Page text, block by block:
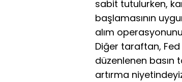
sabit tutulurken,
başlamasının
alım
Diğer taraftan, Fed
düzenlenen basın
artırma